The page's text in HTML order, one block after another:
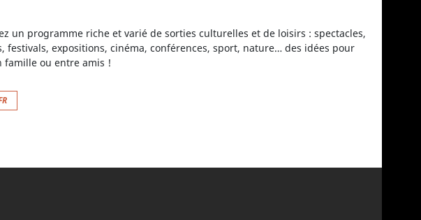
un programme riche et varié de sorties culturelles et de loisirs : spectacles,
festivals, expositions, cinéma, conférences, sport, nature… des idées pour
famille ou entre amis !